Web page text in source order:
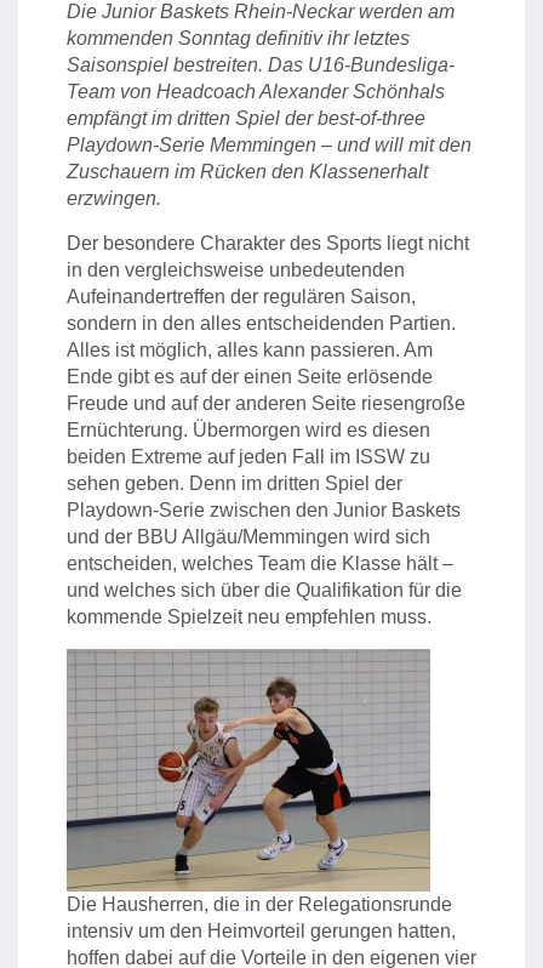
Die Junior Baskets Rhein-Neckar werden am
kommenden Sonntag definitiv ihr letztes
Saisonspiel bestreiten. Das U16-Bundesliga-
Team von Headcoach Alexander Schönhals
empfängt im dritten Spiel der best-of-three
Playdown-Serie Memmingen – und will mit den
Zuschauern im Rücken den Klassenerhalt
erzwingen.
Der besondere Charakter des Sports liegt nicht
in den vergleichsweise unbedeutenden
Aufeinandertreffen der regulären Saison,
sondern in den alles entscheidenden Partien.
Alles ist möglich, alles kann passieren. Am
Ende gibt es auf der einen Seite erlösende
Freude und auf der anderen Seite riesengroße
Ernüchterung. Übermorgen wird es diesen
beiden Extreme auf jeden Fall im ISSW zu
sehen geben. Denn im dritten Spiel der
Playdown-Serie zwischen den Junior Baskets
und der BBU Allgäu/Memmingen wird sich
entscheiden, welches Team die Klasse hält –
und welches sich über die Qualifikation für die
kommende Spielzeit neu empfehlen muss.
Die Hausherren, die in der Relegationsrunde
intensiv um den Heimvorteil gerungen hatten,
hoffen dabei auf die Vorteile in den eigenen vier